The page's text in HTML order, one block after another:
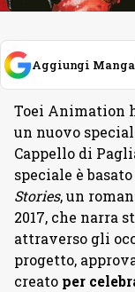
Aggiungi
Toei Animation
un nuovo
Cappello di
speciale è basato
Stories, un
2017, che narra
attraverso gli
progetto,
creato per